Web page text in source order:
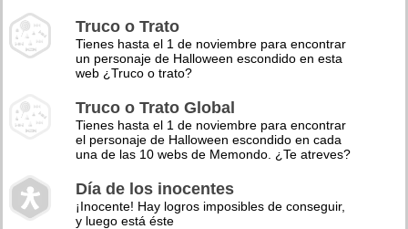
Truco o Trato
Tienes hasta el 1 de noviembre para encontrar
un personaje de Halloween escondido en esta
web ¿Truco o trato?
Truco o Trato Global
Tienes hasta el 1 de noviembre para encontrar
el personaje de Halloween escondido en cada
una de las 10 webs de Memondo. ¿Te atreves?
Día de los inocentes
¡Inocente! Hay logros imposibles de conseguir,
y luego está éste